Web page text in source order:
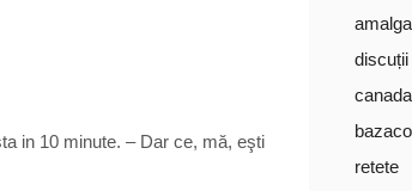
in 10 minute. – Dar ce, mă, eşti
discuții
canada
retete